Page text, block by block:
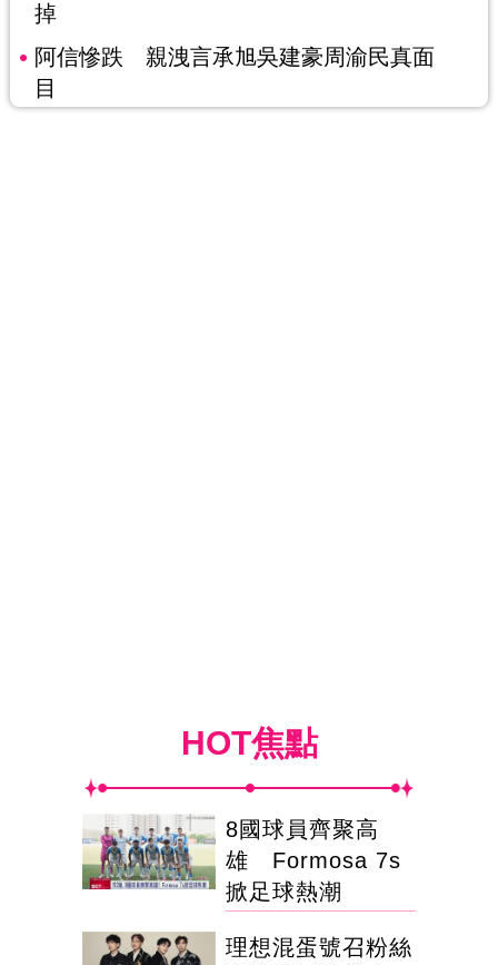
掉
阿信慘跌 親洩言承旭吳建豪周渝民真面
目
HOT焦點
8國球員齊聚高
雄 Formosa 7s
掀足球熱潮
理想混蛋號召粉絲